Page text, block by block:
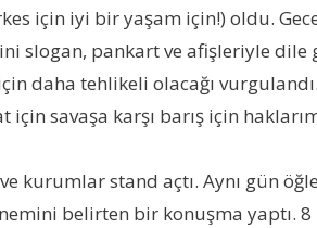
için iyi bir yaşam için!) oldu.
slogan, pankart ve afişleriyle
daha tehlikeli olacağı
savaşa karşı barış için
stand açtı. Aynı gün
belirten bir konuşma yaptı.